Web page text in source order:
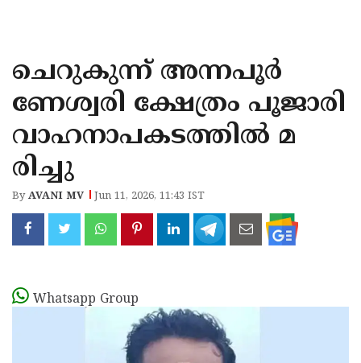
KANNUR
KASARAGOD
ചെറുകുന്ന് അന്നപൂർ
ണേശ്വരി ക്ഷേത്രം പൂജാരി
വാഹനാപകടത്തിൽ മ
രിച്ചു
ByAVANI MV Jun 11, 2026, 11:43 IST
Whatsapp Group